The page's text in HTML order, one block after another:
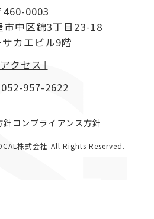
460-0003
市中区錦3丁目23-18
カエビル9階
アクセス］
052-957-2622
針コンプライアンス方針
株式会社 All Rights Reserved.